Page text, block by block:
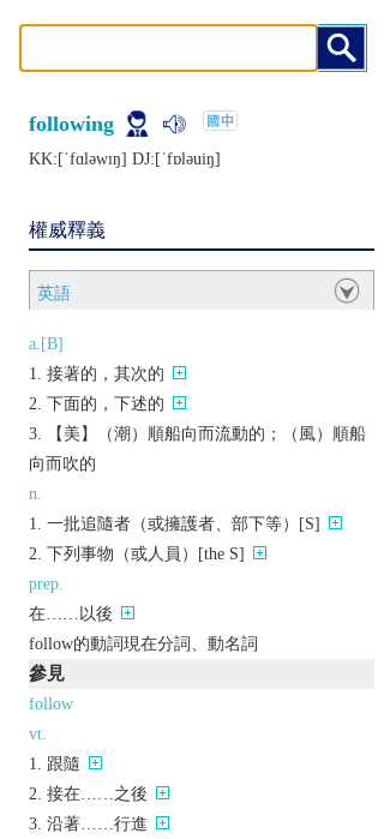
following
KK:[ˈfɑlǝwɪŋ] DJ:[ˈfɒlǝuiŋ]
權威釋義
英語
a.[B]
接著的，其次的
下面的，下述的
【美】（潮）順船向而流動的；（風）順船
向而吹的
n.
一批追隨者（或擁護者、部下等）[S]
下列事物（或人員）[the S]
prep.
在……以後
follow的動詞現在分詞、動名詞
參見
follow
vt.
跟隨
接在……之後
沿著……行進